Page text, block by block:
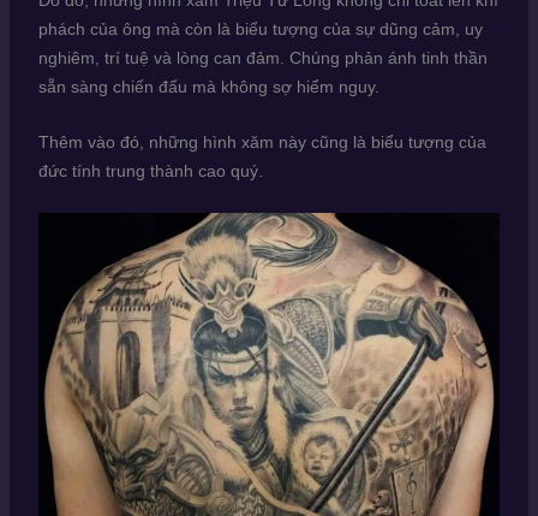
phách của ông mà còn là biểu tượng của sự dũng cảm, uy
nghiêm, trí tuệ và lòng can đảm. Chúng phản ánh tinh thần
sẵn sàng chiến đấu mà không sợ hiểm nguy.
Thêm vào đó, những hình xăm này cũng là biểu tượng của
đức tính trung thành cao quý.